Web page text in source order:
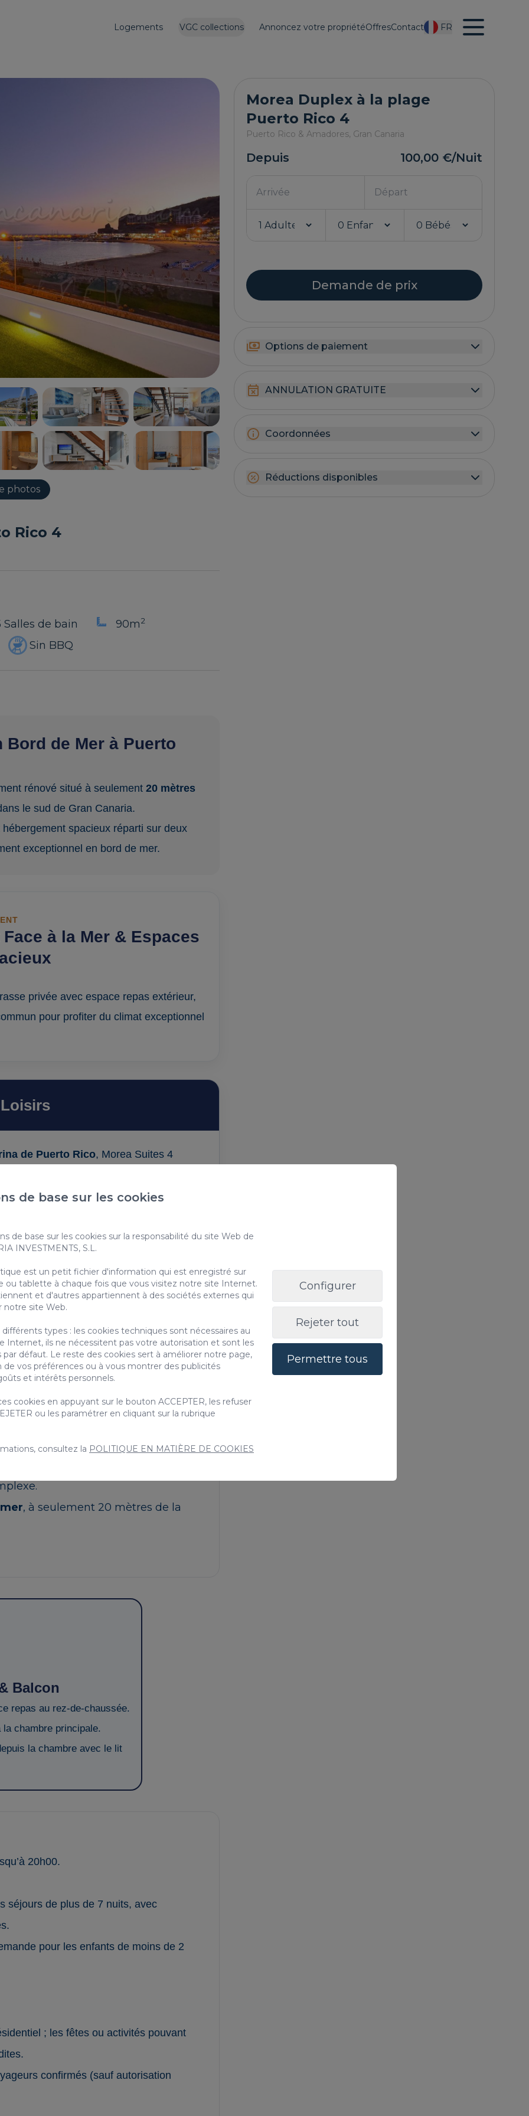
VGC collections Annoncez votre propriétéOffresContact
Logements FR
photos
Morea Duplex à la plage
Puerto Rico 4
Puerto Rico & Amadores, Gran Canaria
Depuis 100,00 €/Nuit
Demande de prix
Options de paiement
ANNULATION GRATUITE
Coordonnées
Réductions disponibles
Rico 4
Salles de bain 90m2
Sin BBQ
Bord de Mer à Puerto
rénové situé à seulement 20 mètres
le sud de Gran Canaria.
hébergement spacieux réparti sur deux
exceptionnel en bord de mer.
à la Mer & Espaces
privée avec espace repas extérieur,
pour profiter du climat exceptionnel
de Puerto Rico, Morea Suites 4
la région.
boutiques, cafés et espaces
de
en voiture.
profiter de vacances relaxantes
de main.
chambre avec un lit superposé.
et vue sur la plage.
vaisselle, four, lave-linge et
, à seulement 20 mètres de la
Balcon
repas au rez-de-chaussée.
chambre principale.
la chambre avec le lit
20h00.
séjours de plus de 7 nuits, avec
pour les enfants de moins de 2
; les fêtes ou activités pouvant
confirmés (sauf autorisation
de base sur les cookies
de base sur les cookies sur la responsabilité du site Web de
INVESTMENTS, S.L.
est un petit fichier d'information qui est enregistré sur
ou tablette à chaque fois que vous visitez notre site Internet.
et d'autres appartiennent à des sociétés externes qui
notre site Web.
types : les cookies techniques sont nécessaires au
ils ne nécessitent pas votre autorisation et sont les
par défaut. Le reste des cookies sert à améliorer notre page,
de vos préférences ou à vous montrer des publicités
et intérêts personnels.
cookies en appuyant sur le bouton ACCEPTER, les refuser
ou les paramétrer en cliquant sur la rubrique
consultez la POLITIQUE EN MATIÈRE DE COOKIES
Configurer
Rejeter tout
Permettre tous